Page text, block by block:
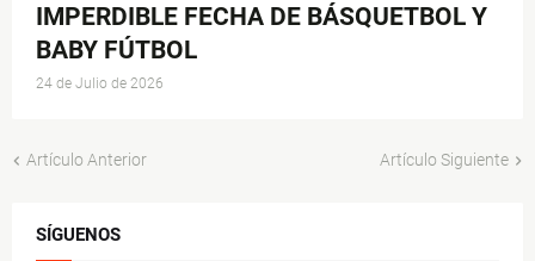
IMPERDIBLE FECHA DE BÁSQUETBOL Y
BABY FÚTBOL
24 de Julio de 2026
Artículo Anterior Artículo Siguiente
SÍGUENOS